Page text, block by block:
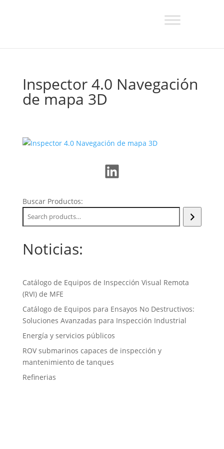
Inspector 4.0 Navegación
de mapa 3D
LinkedIn
Buscar Productos:
Noticias:
Catálogo de Equipos de Inspección Visual Remota
(RVI) de MFE
Catálogo de Equipos para Ensayos No Destructivos:
Soluciones Avanzadas para Inspección Industrial
Energía y servicios públicos
ROV submarinos capaces de inspección y
mantenimiento de tanques
Refinerias